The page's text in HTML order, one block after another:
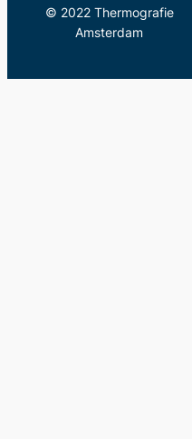
© 2022 Thermografie
Amsterdam